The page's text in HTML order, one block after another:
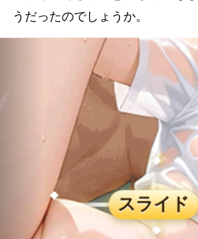
うだったのでしょうか。